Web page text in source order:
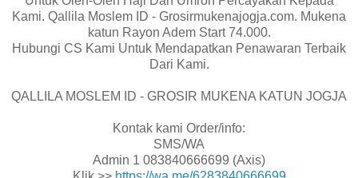
Kami. Qallila Moslem ID - Grosirmukenajogja.com. Mukena
katun Rayon Adem Start 74.000.
Hubungi CS Kami Untuk Mendapatkan Penawaran Terbaik
Dari Kami.
QALLILA MOSLEM ID - GROSIR MUKENA KATUN JOGJA
Kontak kami Order/info:
SMS/WA
Admin 1 083840666699 (Axis)